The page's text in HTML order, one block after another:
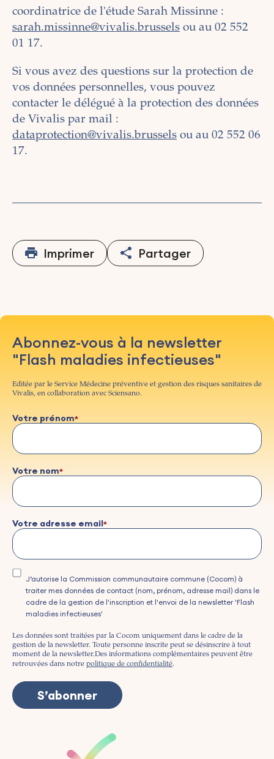
coordinatrice de l'étude Sarah Missinne :
sarah.missinne@vivalis.brussels ou au 02 552
01 17.
Si vous avez des questions sur la protection de
vos données personnelles, vous pouvez
contacter le délégué à la protection des données
de Vivalis par mail :
dataprotection@vivalis.brussels ou au 02 552 06
17.
Imprimer Partager
Abonnez-vous à la newsletter
"Flash maladies infectieuses"
Editée par le Service Médecine préventive et gestion des risques sanitaires de
Vivalis, en collaboration avec Sciensano.
Votre prénom
Votre nom
Votre adresse email
J’autorise la Commission communautaire commune (Cocom) à
traiter mes données de contact (nom, prénom, adresse mail) dans le
cadre de la gestion de l'inscription et l'envoi de la newsletter 'Flash
maladies infectieuses'
Les données sont traitées par la Cocom uniquement dans le cadre de la
gestion de la newsletter. Toute personne inscrite peut se désinscrire à tout
moment de la newsletter.Des informations complémentaires peuvent être
retrouvées dans notre politique de confidentialité.